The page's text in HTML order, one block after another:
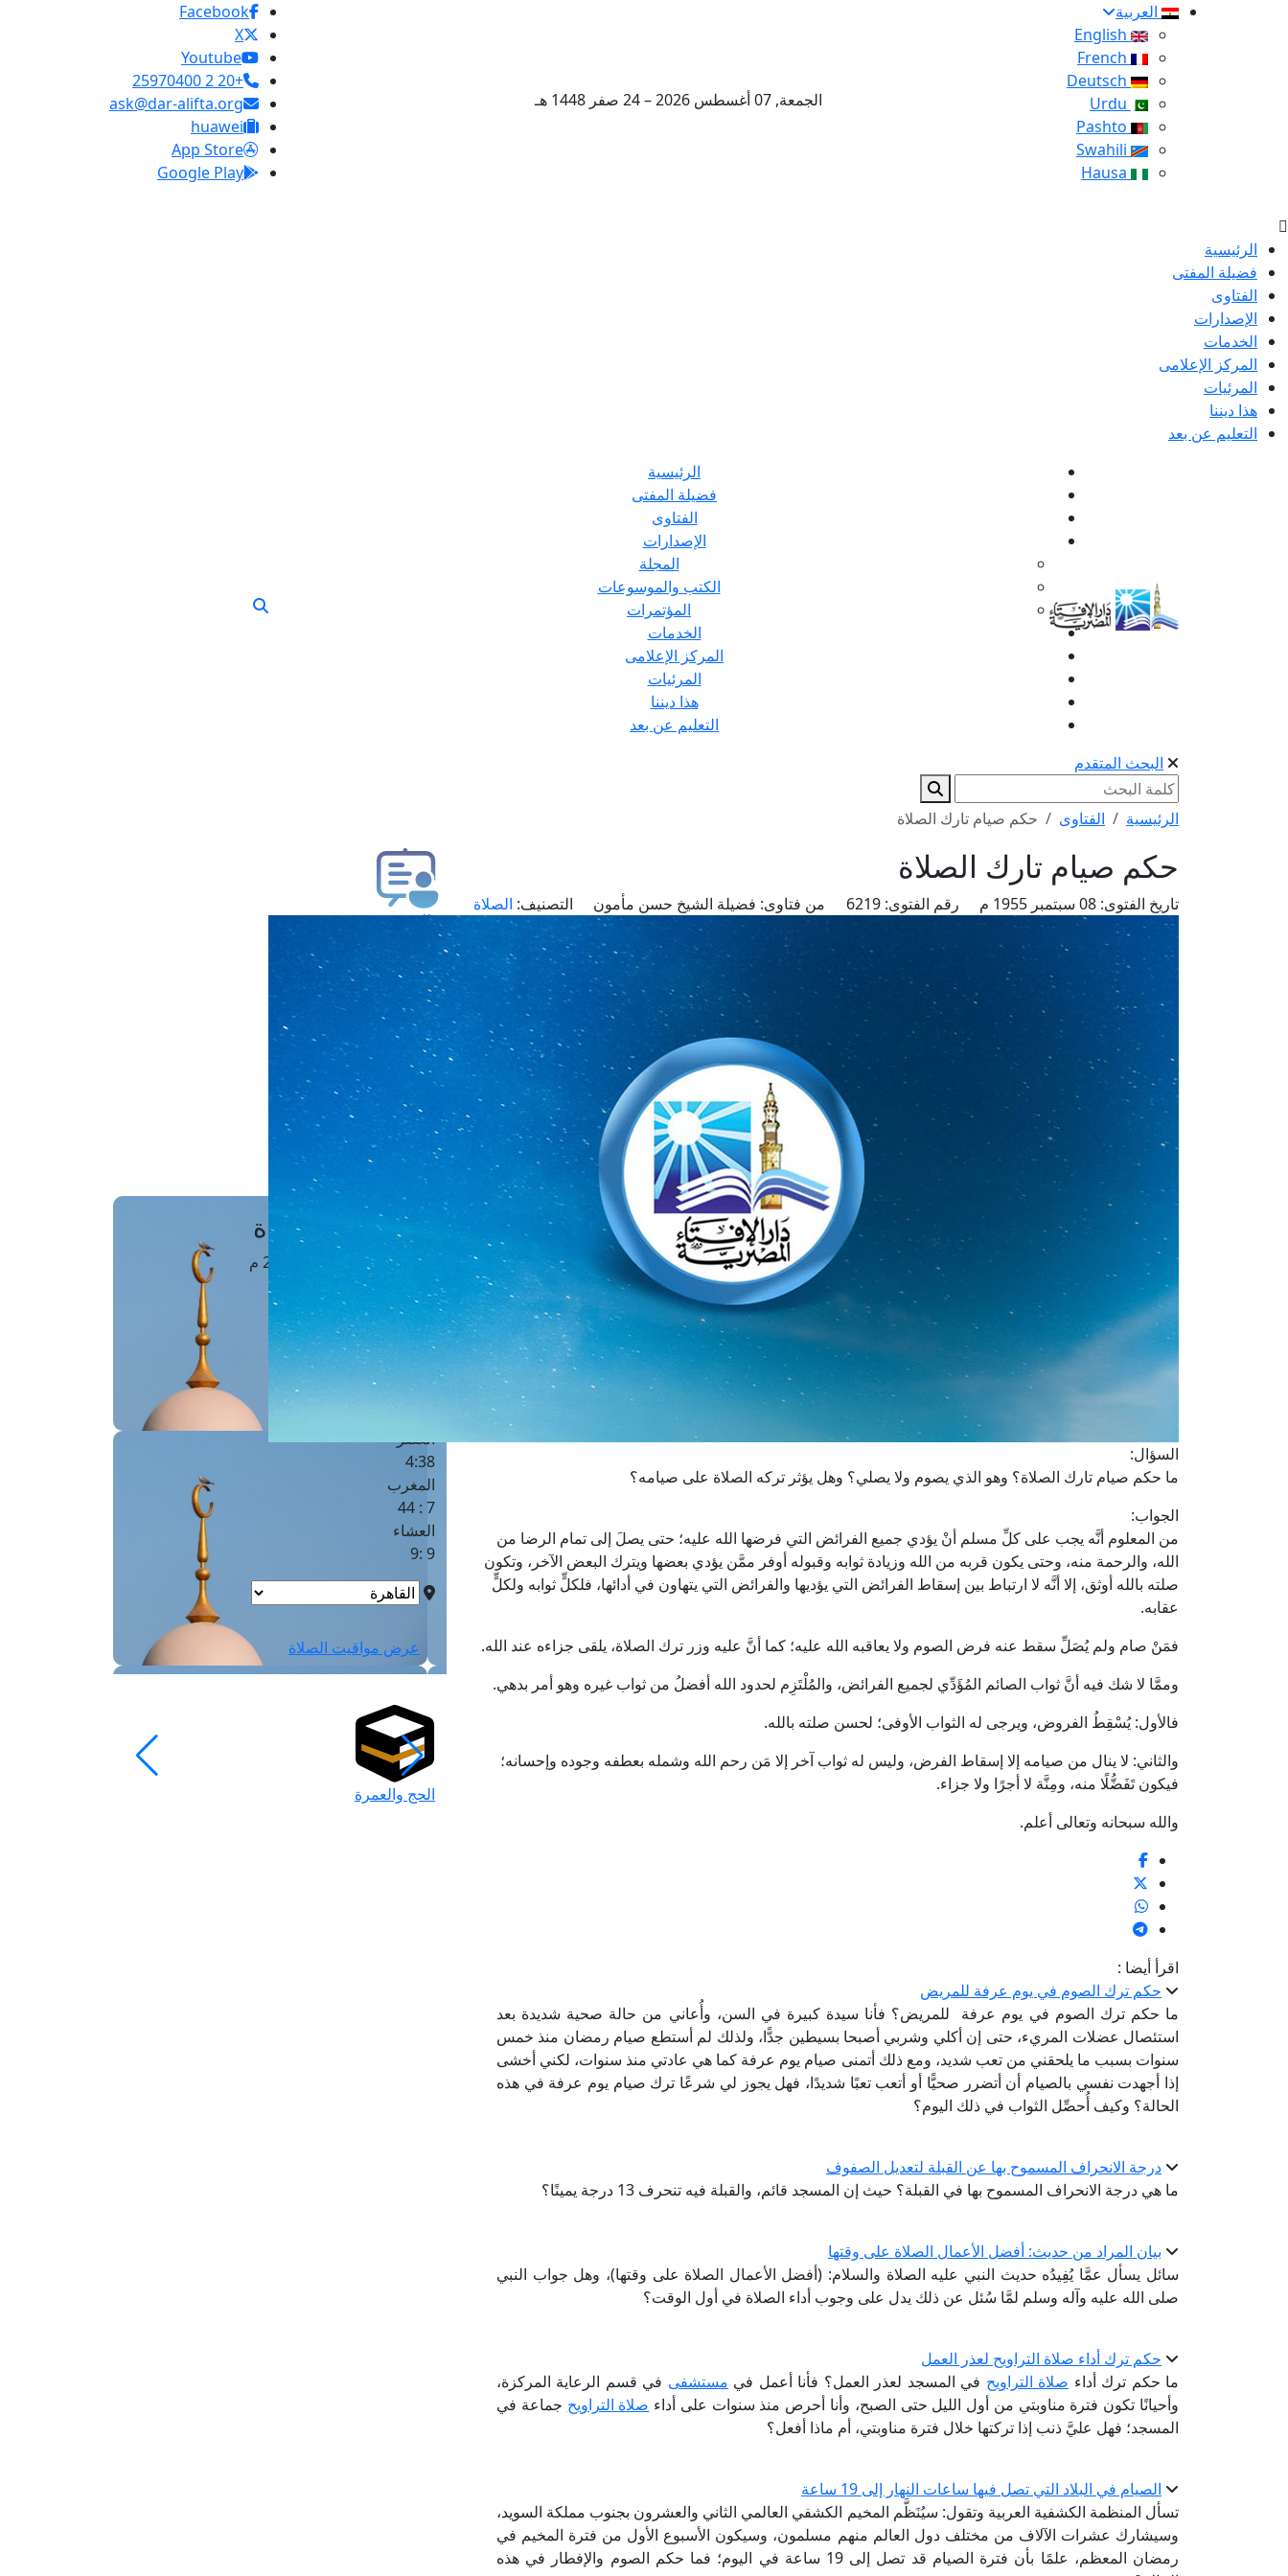
العربية
الجمعة, 07 أغسطس 2026 – 24 صفر 1448 هـ
Facebook
X
Youtube
+20 2 25970400
ask@dar-alifta.org
huawei
App Store
Google Play
الرئيسية
فضيلة المفتى
الفتاوى
الإصدارات
الخدمات
المركز الإعلامى
المرئيات
هذا ديننا
التعليم عن بعد
الرئيسية
فضيلة المفتى
الفتاوى
الإصدارات
المجلة
الكتب والموسوعات
المؤتمرات
الخدمات
المركز الإعلامى
المرئيات
هذا ديننا
التعليم عن بعد
البحث المتقدم
الرئيسية الفتاوى حكم صيام تارك الصلاة
حكم صيام تارك الصلاة
تاريخ الفتوى: رقم الفتوى: 6219 من فتاوى: فضيلة الشيخ حسن مأمون التصنيف: الصلاة
السؤال:
ما حكم صيام تارك الصلاة؟ وهو الذي يصوم ولا يصلي؟ وهل يؤثر تركه الصلاة على صيامه؟
الجواب:
من المعلوم أنَّه يجب على كلِّ مسلم أنْ يؤدي جميع الفرائض التي فرضها الله عليه؛ حتى يصلَ إلى تمام الرضا من
الله، والرحمة منه، وحتى يكون قربه من الله وزيادة ثوابه وقبوله أوفر ممَّن يؤدي بعضها ويترك البعض الآخر، وتكون
صلته بالله أوثق، إلا أنَّه لا ارتباط بين إسقاط الفرائض التي يؤديها والفرائض التي يتهاون في أدائها، فلكلٍّ ثوابه ولكلٍّ
عقابه.
فمَنْ صام ولم يُصَلِّ سقط عنه فرض الصوم ولا يعاقبه الله عليه؛ كما أنَّ عليه وزر ترك الصلاة، يلقى جزاءه عند الله.
وممَّا لا شك فيه أنَّ ثواب الصائم المُؤَدِّي لجميع الفرائض، والمُلْتَزِم لحدود الله أفضلُ من ثواب غيره وهو أمر بدهي.
فالأول: يُسْقِطُ الفروض، ويرجى له الثواب الأوفى؛ لحسن صلته بالله.
والثاني: لا ينال من صيامه إلا إسقاط الفرض، وليس له ثواب آخر إلا مَن رحم الله وشمله بعطفه وجوده وإحسانه؛
فيكون تَفَضُّلًا منه، ومِنَّة لا أجرًا ولا جزاء.
والله سبحانه وتعالى أعلم.
اقرأ أيضا :
حكم ترك الصوم في يوم عرفة للمريض
ما حكم ترك الصوم في يوم عرفة للمريض؟ فأنا سيدة كبيرة في السن، وأُعاني من حالة صحية شديدة بعد
استئصال عضلات المريء، حتى إن أكلي وشربي أصبحا بسيطين جدًّا، ولذلك لم أستطع صيام رمضان منذ خمس
سنوات بسبب ما يلحقني من تعب شديد، ومع ذلك أتمنى صيام يوم عرفة كما هي عادتي منذ سنوات، لكني أخشى
إذا أجهدت نفسي بالصيام أن أتضرر صحيًّا أو أتعب تعبًا شديدًا، فهل يجوز لي شرعًا ترك صيام يوم عرفة في هذه
الحالة؟ وكيف أُحصِّل الثواب في ذلك اليوم؟
درجة الانحراف المسموح بها عن القبلة لتعديل الصفوف
ما هي درجة الانحراف المسموح بها في القبلة؟ حيث إن المسجد قائم، والقبلة فيه تنحرف 13 درجة يمينًا؟
بيان المراد من حديث: أفضل الأعمال الصلاة على وقتها
سائل يسأل عمَّا يُفِيدُه حديث النبي عليه الصلاة والسلام: (أفضل الأعمال الصلاة على وقتها)، وهل جواب النبي
صلى الله عليه وآله وسلم لمَّا سُئل عن ذلك يدل على وجوب أداء الصلاة في أول الوقت؟
حكم ترك أداء صلاة التراويح لعذر العمل
ما حكم ترك أداء صلاة التراويح في المسجد لعذر العمل؟ فأنا أعمل في مستشفى في قسم الرعاية المركزة،
وأحيانًا تكون فترة مناوبتي من أول الليل حتى الصبح، وأنا أحرص منذ سنوات على أداء صلاة التراويح جماعة في
المسجد؛ فهل عليَّ ذنب إذا تركتها خلال فترة مناوبتي، أم ماذا أفعل؟
الصيام في البلاد التي تصل فيها ساعات النهار إلى 19 ساعة
تسأل المنظمة الكشفية العربية وتقول: سيُنَظَّم المخيم الكشفي العالمي الثاني والعشرون بجنوب مملكة السويد،
وسيشارك عشرات الآلاف من مختلف دول العالم منهم مسلمون، وسيكون الأسبوع الأول من فترة المخيم في
رمضان المعظم، علمًا بأن فترة الصيام قد تصل إلى 19 ساعة في اليوم؛ فما حكم الصوم والإفطار في هذه
طلب فتوى
استعلام عن فتوى
حجز موعد
الفتوى الهاتفية
مَواقِيتُ الصَّـــلاة
القاهرة · 07 أغسطس 2026 م
الفجر
4 :41
الشروق
العصر
4:38
المغرب
7 : 44
العشاء
9 :9
عرض مواقيت الصلاة
الحج والعمرة